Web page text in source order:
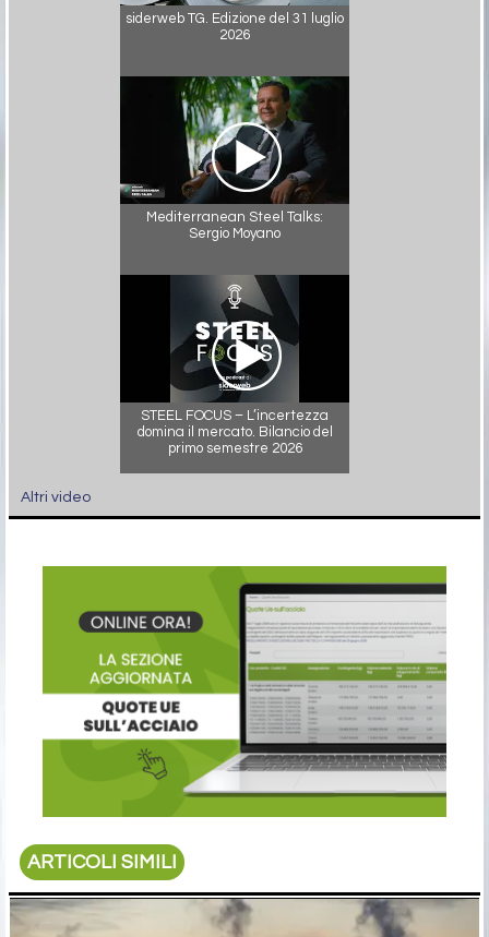
siderweb TG. Edizione del 31 luglio
2026
Mediterranean Steel Talks:
Sergio Moyano
STEEL FOCUS – L’incertezza
domina il mercato. Bilancio del
primo semestre 2026
Altri video
ARTICOLI SIMILI